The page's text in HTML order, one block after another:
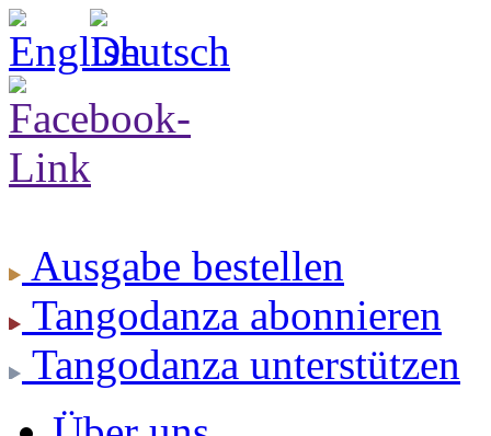
Ausgabe bestellen
Tangodanza abonnieren
Tangodanza unterstützen